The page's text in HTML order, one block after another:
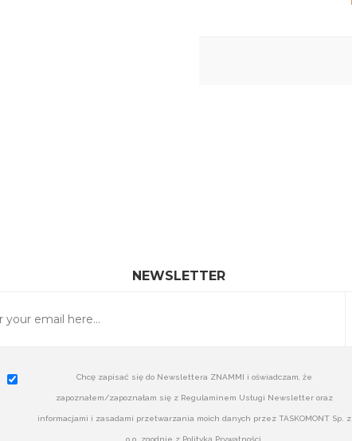
NEWSLETTER
Chcę zapisać się do Newslettera ZNAMMI i oświadczam, że
zapoznałem/zapoznałam się z Regulaminem Usługi Newsletter oraz
informacjami i zasadami przetwarzania moich danych przez TASKOMONT Sp. z
o.o. zgodnie z Polityką Prywatności.